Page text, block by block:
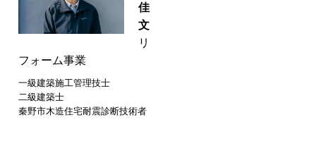
佳
文
リ
フォーム事業
一級建築施工管理技士
二級建築士
秦野市木造住宅耐震診断技術者